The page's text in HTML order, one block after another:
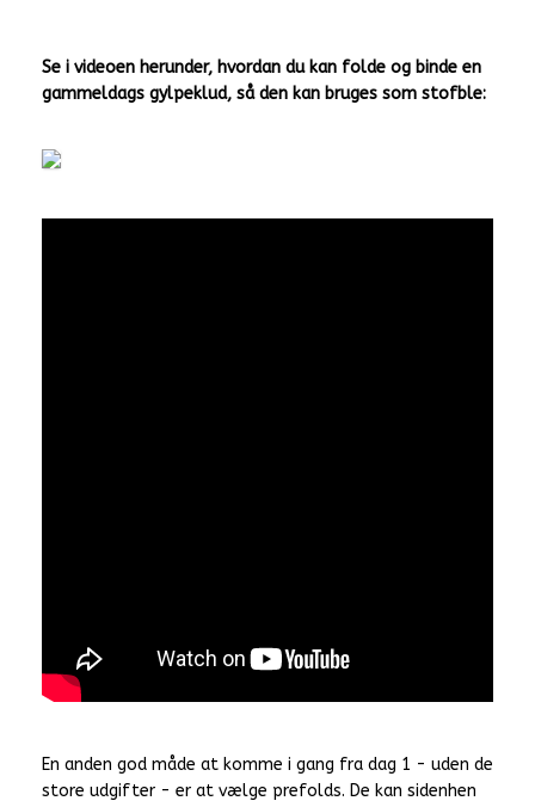
Se i videoen herunder, hvordan du kan folde og binde en
gammeldags gylpeklud, så den kan bruges som stofble:
En anden god måde at komme i gang fra dag 1 - uden de
store udgifter - er at vælge prefolds. De kan sidenhen